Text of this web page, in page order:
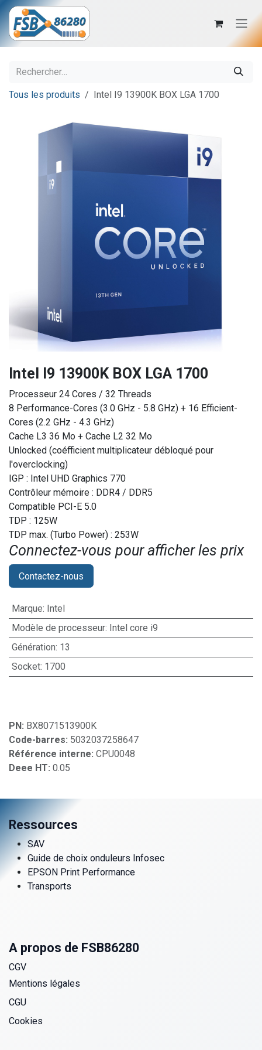
Se rendre au contenu
Tous les produits Intel I9 13900K BOX LGA 1700
Intel I9 13900K BOX LGA 1700
Processeur 24 Cores / 32 Threads
8 Performance-Cores (3.0 GHz - 5.8 GHz) + 16 Efficient-
Cores (2.2 GHz - 4.3 GHz)
Cache L3 36 Mo + Cache L2 32 Mo
Unlocked (coéfficient multiplicateur débloqué pour
l'overclocking)
IGP : Intel UHD Graphics 770
Contrôleur mémoire : DDR4 / DDR5
Compatible PCI-E 5.0
TDP : 125W
TDP max. (Turbo Power) : 253W
Connectez-vous pour afficher les prix​
Contactez-nous
Marque: Intel
Modèle de processeur: Intel core i9
Génération: 13
Socket: 1700
PN: BX8071513900K
Code-barres: 5032037258647
Référence interne: CPU0048
Deee HT: 0.05
Ressources
SAV
Guide de choix onduleurs Infosec
EPSON Print Performance
Transports
A propos de FSB86280
CGV
Mentions légales
CGU
Cookies